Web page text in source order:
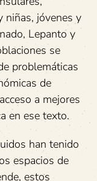
niñas, jóvenes y
Lepanto y
se
problemáticas
de
a mejores
en ese texto.
han tenido
espacios de
estos